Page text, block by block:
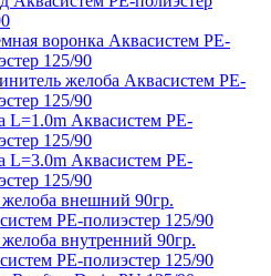
воронка Аквасистем PE-
125/90
желоба Аквасистем PE-
125/90
L=1.0m Аквасистем PE-
125/90
L=3.0m Аквасистем PE-
125/90
внешний 90гр.
PE-полиэстер 125/90
внутренний 90гр.
PE-полиэстер 125/90